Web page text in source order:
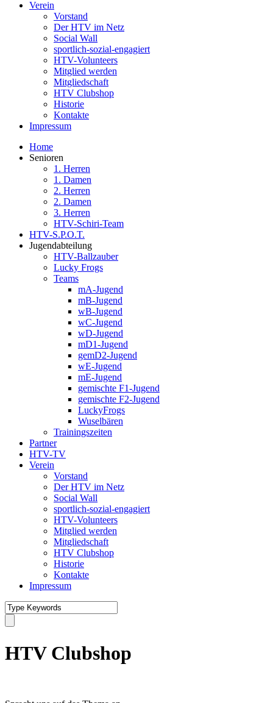
Verein
Vorstand
Der HTV im Netz
Social Wall
sportlich-sozial-engagiert
HTV-Volunteers
Mitglied werden
Mitgliedschaft
HTV Clubshop
Historie
Kontakte
Impressum
Home
Senioren
1. Herren
1. Damen
2. Herren
2. Damen
3. Herren
HTV-Schiri-Team
HTV-S.P.O.T.
Jugendabteilung
HTV-Ballzauber
Lucky Frogs
Teams
mA-Jugend
mB-Jugend
wB-Jugend
wC-Jugend
wD-Jugend
mD1-Jugend
gemD2-Jugend
wE-Jugend
mE-Jugend
gemischte F1-Jugend
gemischte F2-Jugend
LuckyFrogs
Wuselbären
Trainingszeiten
Partner
HTV-TV
Verein
Vorstand
Der HTV im Netz
Social Wall
sportlich-sozial-engagiert
HTV-Volunteers
Mitglied werden
Mitgliedschaft
HTV Clubshop
Historie
Kontakte
Impressum
HTV Clubshop